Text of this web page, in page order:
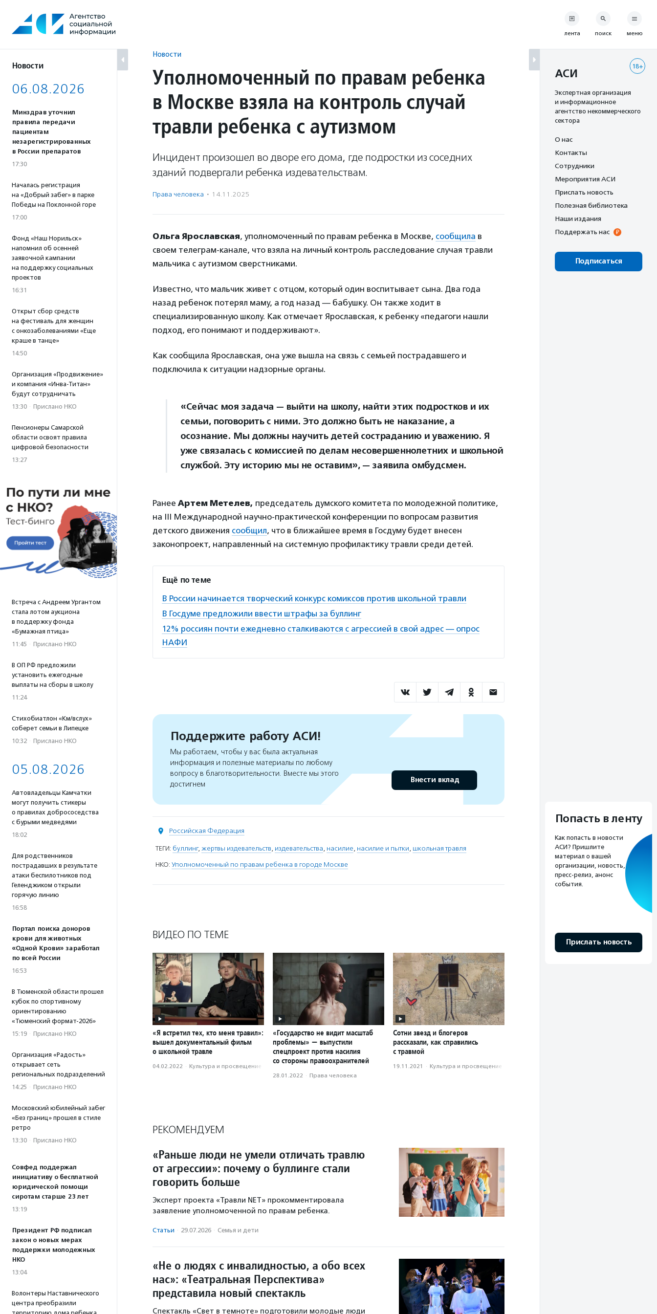
содержанию
Новости
06.08.2026
Минздрав уточнил
правила передачи
пациентам
незарегистрированных
в России препаратов
17:30
Началась регистрация
на «Добрый забег» в парке
Победы на Поклонной горе
17:00
Фонд «Наш Норильск»
напомнил об осенней
заявочной кампании
на поддержку социальных
проектов
16:31
Открыт сбор средств
на фестиваль для женщин
с онкозаболеваниями «Еще
краше в танце»
14:50
Организация «Продвижение»
и компания «Инва-Титан»
будут сотрудничать
13:30 · Прислано НКО
Пенсионеры Самарской
области освоят правила
цифровой безопасности
13:27
Встреча с Андреем Ургантом
стала лотом аукциона
в поддержку фонда
«Бумажная птица»
11:45 · Прислано НКО
В ОП РФ предложили
установить ежегодные
выплаты на сборы в школу
11:24
Стихобиатлон «Км/вслух»
соберет семьи в Липецке
10:32 · Прислано НКО
05.08.2026
Автовладельцы Камчатки
могут получить стикеры
о правилах добрососедства
с бурыми медведями
18:02
Для родственников
пострадавших в результате
атаки беспилотников под
Геленджиком открыли
горячую линию
16:58
Портал поиска доноров
крови для животных
«Одной Крови» заработал
по всей России
16:53
В Тюменской области прошел
кубок по спортивному
ориентированию
«Тюменский формат-2026»
15:19 · Прислано НКО
Организация «Радость»
открывает сеть
региональных подразделений
14:25 · Прислано НКО
Московский юбилейный забег
«Без границ» прошел в стиле
ретро
13:30 · Прислано НКО
Совфед поддержал
инициативу о бесплатной
юридической помощи
сиротам старше 23 лет
13:19
Президент РФ подписал
закон о новых мерах
поддержки молодежных
НКО
13:04
Волонтеры Наставнического
центра преобразили
Новости
Уполномоченный по правам ребенка
в Москве взяла на контроль случай
травли ребенка с аутизмом
Инцидент произошел во дворе его дома, где подростки из соседних
зданий подвергали ребенка издевательствам.
Права человека · 14.11.2025
Ольга Ярославская, уполномоченный по правам ребенка в Москве, сообщила в
своем телеграм-канале, что взяла на личный контроль расследование случая травли
мальчика с аутизмом сверстниками.
Известно, что мальчик живет с отцом, который один воспитывает сына. Два года
назад ребенок потерял маму, а год назад — бабушку. Он также ходит в
специализированную школу. Как отмечает Ярославская, к ребенку «педагоги нашли
подход, его понимают и поддерживают».
Как сообщила Ярославская, она уже вышла на связь с семьей пострадавшего и
подключила к ситуации надзорные органы.
«Сейчас моя задача — выйти на школу, найти этих подростков и их
семьи, поговорить с ними. Это должно быть не наказание, а
осознание. Мы должны научить детей состраданию и уважению. Я
уже связалась с комиссией по делам несовершеннолетних и школьной
службой. Эту историю мы не оставим», — заявила омбудсмен.
Ранее Артем Метелев, председатель думского комитета по молодежной политике,
на III Международной научно-практической конференции по вопросам развития
детского движения сообщил, что в ближайшее время в Госдуму будет внесен
законопроект, направленный на системную профилактику травли среди детей.
Ещё по теме
В России начинается творческий конкурс комиксов против школьной травли
В Госдуме предложили ввести штрафы за буллинг
12% россиян почти ежедневно сталкиваются с агрессией в свой адрес — опрос
НАФИ
Поддержите работу АСИ!
Мы работаем, чтобы у вас была актуальная
информация и полезные материалы по любому
вопросу в благотворительности. Вместе мы этого
достигнем
Внести вклад
Российская Федерация
ТЕГИ: буллинг, жертвы издевательств, издевательства, насилие, насилие и пытки, школьная травля
НКО: Уполномоченный по правам ребенка в городе Москве
ВИДЕО ПО ТЕМЕ
«Я встретил тех, кто меня травил»:
вышел документальный фильм
о школьной травле
04.02.2022 · Культура и просвещение
«Государство не видит масштаб
проблемы» — выпустили
спецпроект против насилия
со стороны правоохранителей
28.01.2022 · Права человека
Сотни звезд и блогеров
рассказали, как справились
с травмой
19.11.2021 · Культура и просвещение
РЕКОМЕНДУЕМ
«Раньше люди не умели отличать травлю
от агрессии»: почему о буллинге стали
говорить больше
Эксперт проекта «Травли NET» прокомментировала
заявление уполномоченной по правам ребенка.
Статьи · 29.07.2026 · Семья и дети
«Не о людях с инвалидностью, а обо всех
нас»: «Театральная Перспектива»
представила новый спектакль
Спектакль «Свет в темноте» подготовили молодые люди
лента поиск меню
18+
АСИ
Экспертная организация
и информационное
агентство некоммерческого
сектора
О нас
Контакты
Сотрудники
Мероприятия АСИ
Прислать новость
Полезная библиотека
Наши издания
Поддержать нас
Подписаться
Попасть в ленту
Как попасть в новости
АСИ? Пришлите
материал о вашей
организации, новость,
пресс-релиз, анонс
события.
Прислать новость